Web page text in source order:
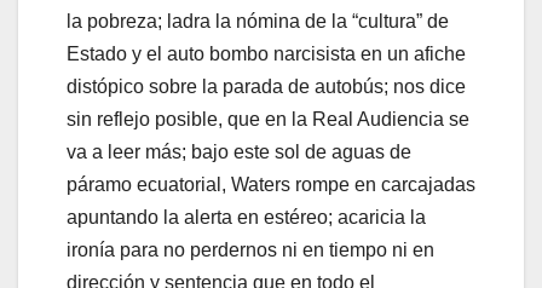
la pobreza; ladra la nómina de la “cultura” de
Estado y el auto bombo narcisista en un afiche
distópico sobre la parada de autobús; nos dice
sin reflejo posible, que en la Real Audiencia se
va a leer más; bajo este sol de aguas de
páramo ecuatorial, Waters rompe en carcajadas
apuntando la alerta en estéreo; acaricia la
ironía para no perdernos ni en tiempo ni en
dirección y sentencia que en todo el